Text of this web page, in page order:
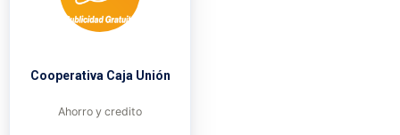
Cooperativa Caja Unión
Ahorro y credito